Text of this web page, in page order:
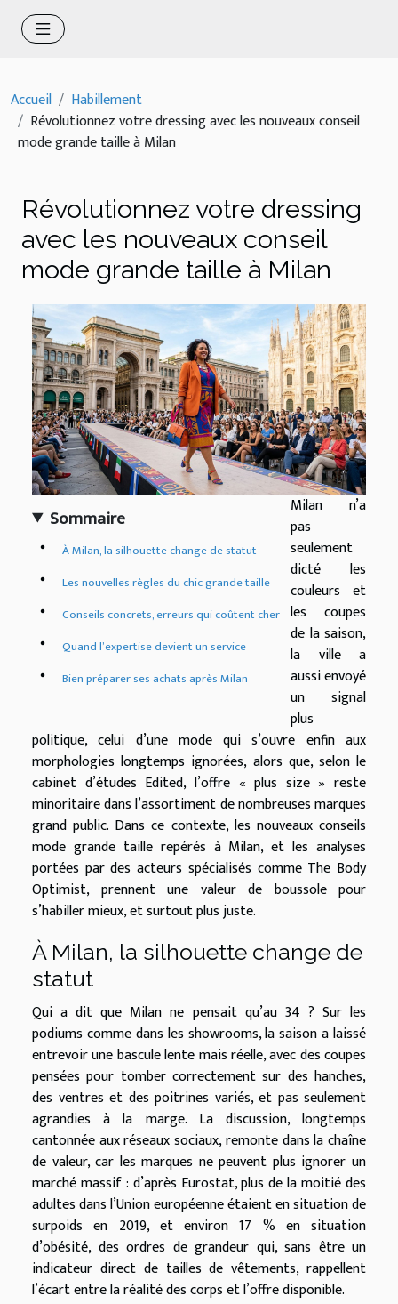
Accueil
Habillement
Révolutionnez votre dressing avec les nouveaux conseil
mode grande taille à Milan
Révolutionnez votre dressing
avec les nouveaux conseil
mode grande taille à Milan
Sommaire
À Milan, la silhouette change de statut
Les nouvelles règles du chic grande taille
Conseils concrets, erreurs qui coûtent cher
Quand l’expertise devient un service
Bien préparer ses achats après Milan
Milan n’a
pas
seulement
dicté les
couleurs et
les coupes
de la saison,
la ville a
aussi envoyé
un signal
plus
politique, celui d’une mode qui s’ouvre enfin aux
morphologies longtemps ignorées, alors que, selon le
cabinet d’études Edited, l’offre « plus size » reste
minoritaire dans l’assortiment de nombreuses marques
grand public. Dans ce contexte, les nouveaux conseils
mode grande taille repérés à Milan, et les analyses
portées par des acteurs spécialisés comme The Body
Optimist, prennent une valeur de boussole pour
s’habiller mieux, et surtout plus juste.
À Milan, la silhouette change de
statut
Qui a dit que Milan ne pensait qu’au 34 ? Sur les
podiums comme dans les showrooms, la saison a laissé
entrevoir une bascule lente mais réelle, avec des coupes
pensées pour tomber correctement sur des hanches,
des ventres et des poitrines variés, et pas seulement
agrandies à la marge. La discussion, longtemps
cantonnée aux réseaux sociaux, remonte dans la chaîne
de valeur, car les marques ne peuvent plus ignorer un
marché massif : d’après Eurostat, plus de la moitié des
adultes dans l’Union européenne étaient en situation de
surpoids en 2019, et environ 17 % en situation
d’obésité, des ordres de grandeur qui, sans être un
indicateur direct de tailles de vêtements, rappellent
l’écart entre la réalité des corps et l’offre disponible.